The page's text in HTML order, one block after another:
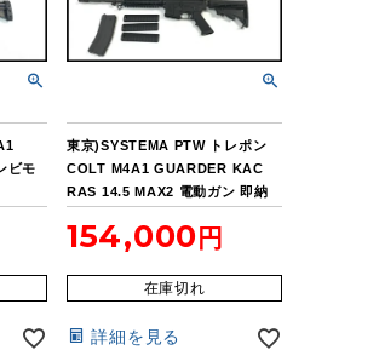
ビモ
東京)SYSTEMA PTW トレポン
COLT M4A1 GUARDER KAC
RAS 14.5 MAX2 電動ガン 即納
154,000
在庫切れ
詳細を見る